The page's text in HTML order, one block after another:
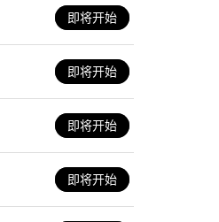
即将开始
即将开始
即将开始
即将开始